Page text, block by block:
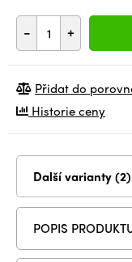
- +
Přidat do
Historie ceny
Další varianty (2)
POPIS